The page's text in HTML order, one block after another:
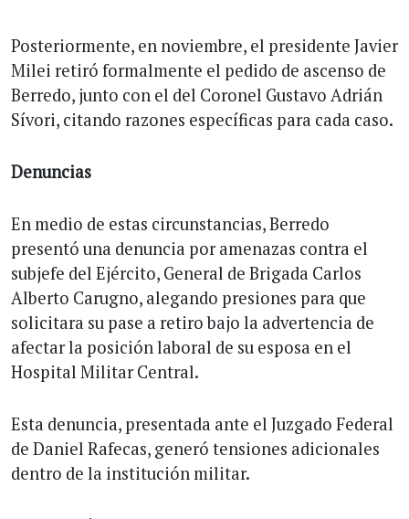
Posteriormente, en noviembre, el presidente Javier
Milei retiró formalmente el pedido de ascenso de
Berredo, junto con el del Coronel Gustavo Adrián
Sívori, citando razones específicas para cada caso.
Denuncias
En medio de estas circunstancias, Berredo
presentó una denuncia por amenazas contra el
subjefe del Ejército, General de Brigada Carlos
Alberto Carugno, alegando presiones para que
solicitara su pase a retiro bajo la advertencia de
afectar la posición laboral de su esposa en el
Hospital Militar Central.
Esta denuncia, presentada ante el Juzgado Federal
de Daniel Rafecas, generó tensiones adicionales
dentro de la institución militar.